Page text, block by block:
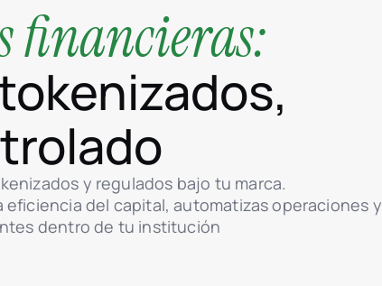
financieras:
y regulados bajo tu marca.
eficiencia del capital, automatizas operaciones y
dentro de tu institución